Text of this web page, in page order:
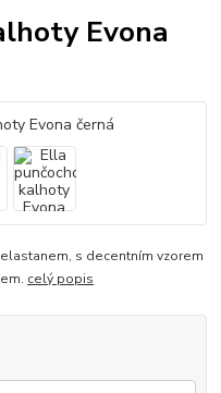
Evona
s decentním vzorem
celý popis